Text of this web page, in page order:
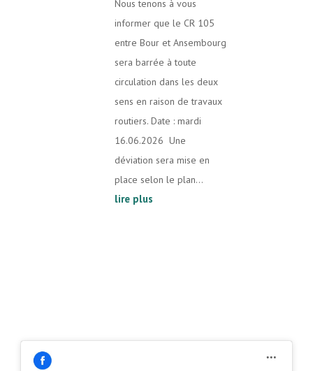
Nous tenons à vous
informer que le CR 105
entre Bour et Ansembourg
sera barrée à toute
circulation dans les deux
sens en raison de travaux
routiers. Date : mardi
16.06.2026 Une
déviation sera mise en
place selon le plan...
lire plus